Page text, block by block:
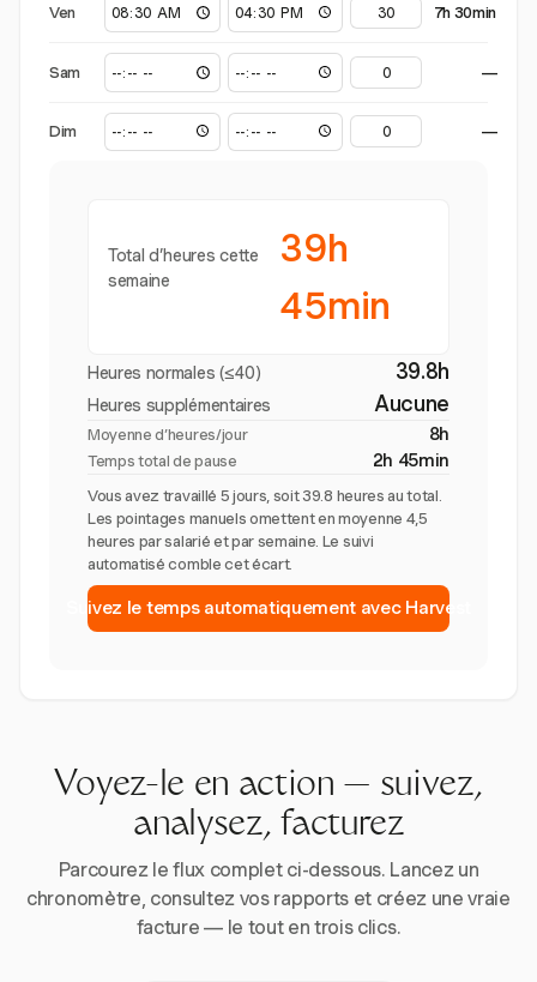
Ven 7h 30min
Sam —
Dim —
Total d’heures cette
semaine
39h
45min
Heures normales (≤40) 39.8h
Heures supplémentaires Aucune
Moyenne d’heures/jour 8h
Temps total de pause 2h 45min
Vous avez travaillé 5 jours, soit 39.8 heures au total.
Les pointages manuels omettent en moyenne 4,5
heures par salarié et par semaine. Le suivi
automatisé comble cet écart.
Suivez le temps automatiquement avec Harvest
Voyez-le en action — suivez,
analysez, facturez
Parcourez le flux complet ci-dessous. Lancez un
chronomètre, consultez vos rapports et créez une vraie
facture — le tout en trois clics.